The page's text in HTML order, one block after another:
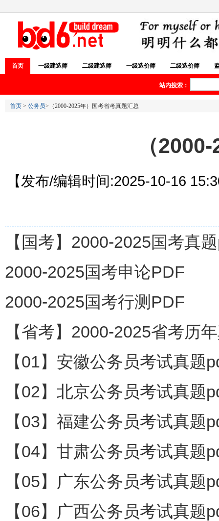
首页 一级建造师 二级建造师 一级造价师 二级造价师
站内搜索：
首页 > 公务员>（2000-2025年）国考省考真题汇总
（
【发布/编辑时间:2025-10-16
【国考】2000-2025国考真
2000-2025国考申论PDF
2000-2025国考行测PDF
【省考】2000-2025省考历
【01】安徽公务员考试真题
【02】北京公务员考试真题
【03】福建公务员考试真题
【04】甘肃公务员考试真题
【05】广东公务员考试真题
【06】广西公务员考试真题